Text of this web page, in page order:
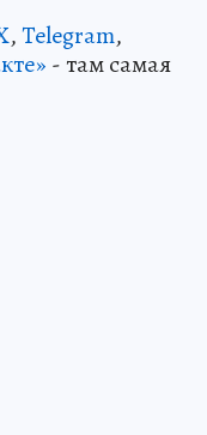
,Telegram,
- там самая